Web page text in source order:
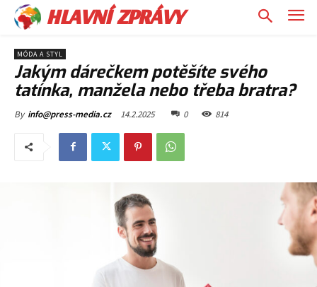
HLAVNÍ ZPRÁVY
MÓDA A STYL
Jakým dárečkem potěšíte svého
tatínka, manžela nebo třeba bratra?
By info@press-media.cz 14.2.2025 0 814